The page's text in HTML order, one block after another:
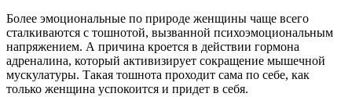
Более эмоциональные по природе женщины чаще всего
сталкиваются с тошнотой, вызванной психоэмоциональным
напряжением. А причина кроется в действии гормона
адреналина, который активизирует сокращение мышечной
мускулатуры. Такая тошнота проходит сама по себе, как
только женщина успокоится и придет в себя.